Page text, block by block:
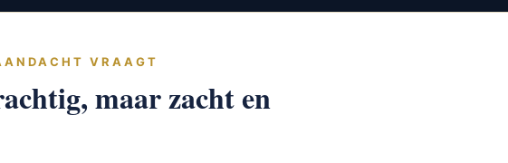
VRAAGT
maar zacht en